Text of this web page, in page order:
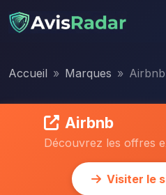
Accueil Marques Airbnb
Airbnb
Découvrez les offres
Visiter le